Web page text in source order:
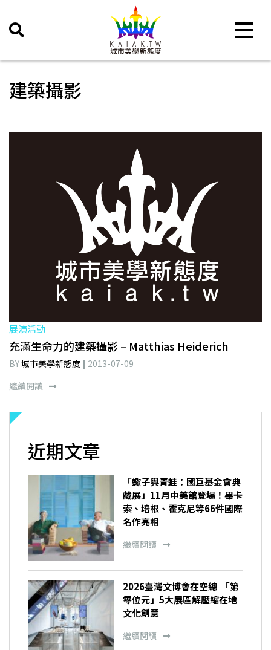
Toggle
建築攝影
展演活動
充滿生命力的建築攝影 – Matthias Heiderich
BY城市美學新態度
2013-07-09
繼續閱讀
近期文章
「蠍子與青蛙：國巨基金會典
藏展」11月中美館登場！畢卡
索、培根、霍克尼等66件國際
名作亮相
繼續閱讀
2026臺灣文博會在空總 「第
零位元」5大展區解壓縮在地
文化創意
繼續閱讀